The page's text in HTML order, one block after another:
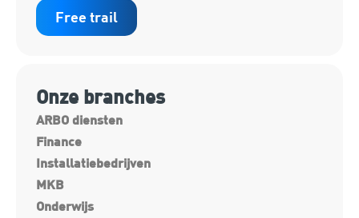
Free trail
Onze branches
ARBO diensten
Finance
Installatiebedrijven
MKB
Onderwijs